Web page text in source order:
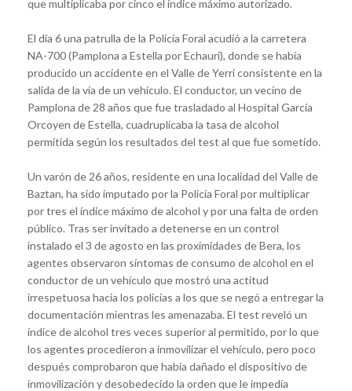
que multiplicaba por cinco el índice máximo autorizado.
El día 6 una patrulla de la Policía Foral acudió a la carretera
NA-700 (Pamplona a Estella por Echauri), donde se había
producido un accidente en el Valle de Yerri consistente en la
salida de la vía de un vehículo. El conductor, un vecino de
Pamplona de 28 años que fue trasladado al Hospital García
Orcoyen de Estella, cuadruplicaba la tasa de alcohol
permitida según los resultados del test al que fue sometido.
Un varón de 26 años, residente en una localidad del Valle de
Baztan, ha sido imputado por la Policía Foral por multiplicar
por tres el índice máximo de alcohol y por una falta de orden
público. Tras ser invitado a detenerse en un control
instalado el 3 de agosto en las proximidades de Bera, los
agentes observaron síntomas de consumo de alcohol en el
conductor de un vehículo que mostró una actitud
irrespetuosa hacia los policías a los que se negó a entregar la
documentación mientras les amenazaba. El test reveló un
índice de alcohol tres veces superior al permitido, por lo que
los agentes procedieron a inmovilizar el vehículo, pero poco
después comprobaron que había dañado el dispositivo de
inmovilización y desobedecido la orden que le impedía